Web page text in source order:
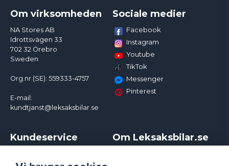
Om virksomheden
NA Stores AB
Idrottsvägen 33
702 32 Örebro
Sweden
Org.nr (SE): 559333-4757
E-mail:
kundtjanst@leksaksbilar.se
Sociale medier
Facebook
Instagram
Youtube
TikTok
Messenger
Pinterest
Kundeservice Om Leksaksbilar.se